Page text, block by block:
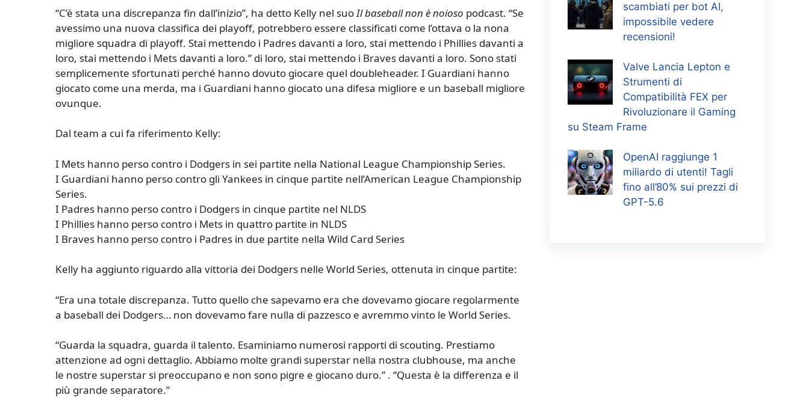
“C’è stata una discrepanza fin dall’inizio”, ha detto Kelly nel suoIl baseball non è noioso podcast. “Se
avessimo una nuova classifica dei playoff, potrebbero essere classificati come l’ottava o la nona
migliore squadra di playoff. Stai mettendo i Padres davanti a loro, stai mettendo i Phillies davanti a
loro, stai mettendo i Mets davanti a loro.” di loro, stai mettendo i Braves davanti a loro. Sono stati
semplicemente sfortunati perché hanno dovuto giocare quel doubleheader. I Guardiani hanno
giocato come una merda, ma i Guardiani hanno giocato una difesa migliore e un baseball migliore
ovunque.
Dal team a cui fa riferimento Kelly:
I Mets hanno perso contro i Dodgers in sei partite nella National League Championship Series.
I Guardiani hanno perso contro gli Yankees in cinque partite nell’American League Championship
Series.
I Padres hanno perso contro i Dodgers in cinque partite nel NLDS
I Phillies hanno perso contro i Mets in quattro partite in NLDS
I Braves hanno perso contro i Padres in due partite nella Wild Card Series
Kelly ha aggiunto riguardo alla vittoria dei Dodgers nelle World Series, ottenuta in cinque partite:
“Era una totale discrepanza. Tutto quello che sapevamo era che dovevamo giocare regolarmente
a baseball dei Dodgers… non dovevamo fare nulla di pazzesco e avremmo vinto le World Series.
“Guarda la squadra, guarda il talento. Esaminiamo numerosi rapporti di scouting. Prestiamo
attenzione ad ogni dettaglio. Abbiamo molte grandi superstar nella nostra clubhouse, ma anche
le nostre superstar si preoccupano e non sono pigre e giocano duro.” . “Questa è la differenza e il
più grande separatore.”
scambiati per bot AI,
impossibile vedere
recensioni!
Valve Lancia Lepton e
Strumenti di
Compatibilità FEX per
Rivoluzionare il Gaming
su Steam Frame
OpenAI raggiunge 1
miliardo di utenti! Tagli
fino all’80% sui prezzi di
GPT-5.6